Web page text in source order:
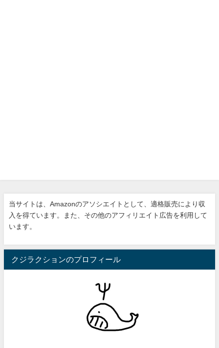
当サイトは、Amazonのアソシエイトとして、適格販売により収
入を得ています。また、その他のアフィリエイト広告を利用して
います。
クジラクションのプロフィール